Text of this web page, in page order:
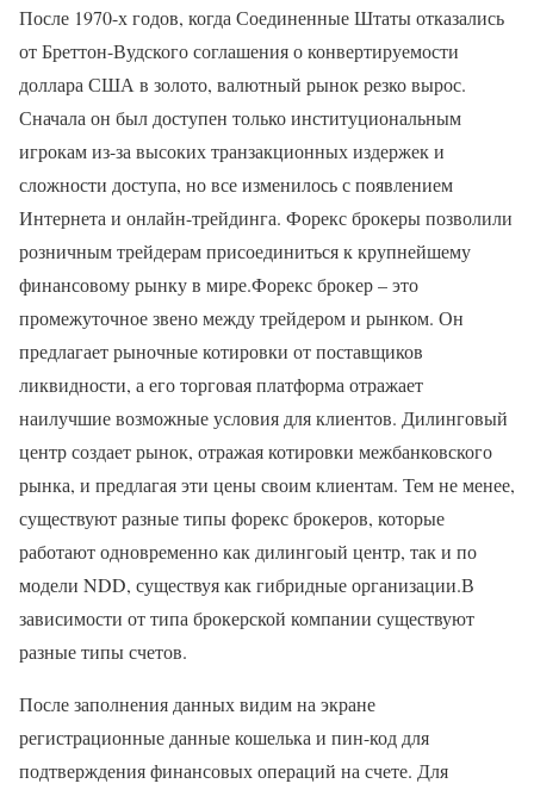
После 1970-х годов, когда Соединенные Штаты отказались
от Бреттон-Вудского соглашения о конвертируемости
доллара США в золото, валютный рынок резко вырос.
Сначала он был доступен только институциональным
игрокам из-за высоких транзакционных издержек и
сложности доступа, но все изменилось с появлением
Интернета и онлайн-трейдинга. Форекс брокеры позволили
розничным трейдерам присоединиться к крупнейшему
финансовому рынку в мире.Форекс брокер – это
промежуточное звено между трейдером и рынком. Он
предлагает рыночные котировки от поставщиков
ликвидности, а его торговая платформа отражает
наилучшие возможные условия для клиентов. Дилинговый
центр создает рынок, отражая котировки межбанковского
рынка, и предлагая эти цены своим клиентам. Тем не менее,
существуют разные типы форекс брокеров, которые
работают одновременно как дилингоый центр, так и по
модели NDD, существуя как гибридные организации.В
зависимости от типа брокерской компании существуют
разные типы счетов.
После заполнения данных видим на экране
регистрационные данные кошелька и пин-код для
подтверждения финансовых операций на счете. Для